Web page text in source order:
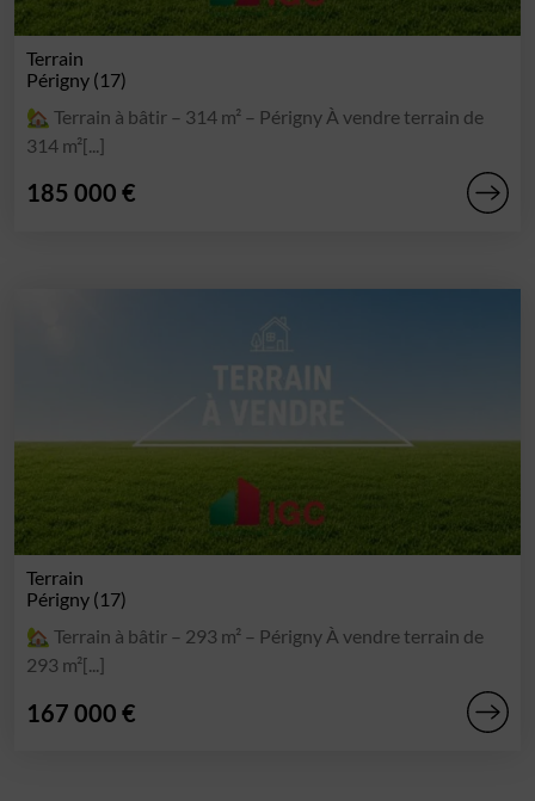
Terrain
Périgny (17)
🏡 Terrain à bâtir – 314 m² – Périgny À vendre terrain de
314 m²[...]
185 000 €
Terrain
Périgny (17)
🏡 Terrain à bâtir – 293 m² – Périgny À vendre terrain de
293 m²[...]
167 000 €